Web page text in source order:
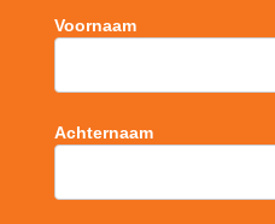
Voornaam
Achternaam